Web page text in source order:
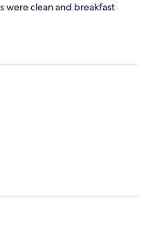
were clean and breakfast